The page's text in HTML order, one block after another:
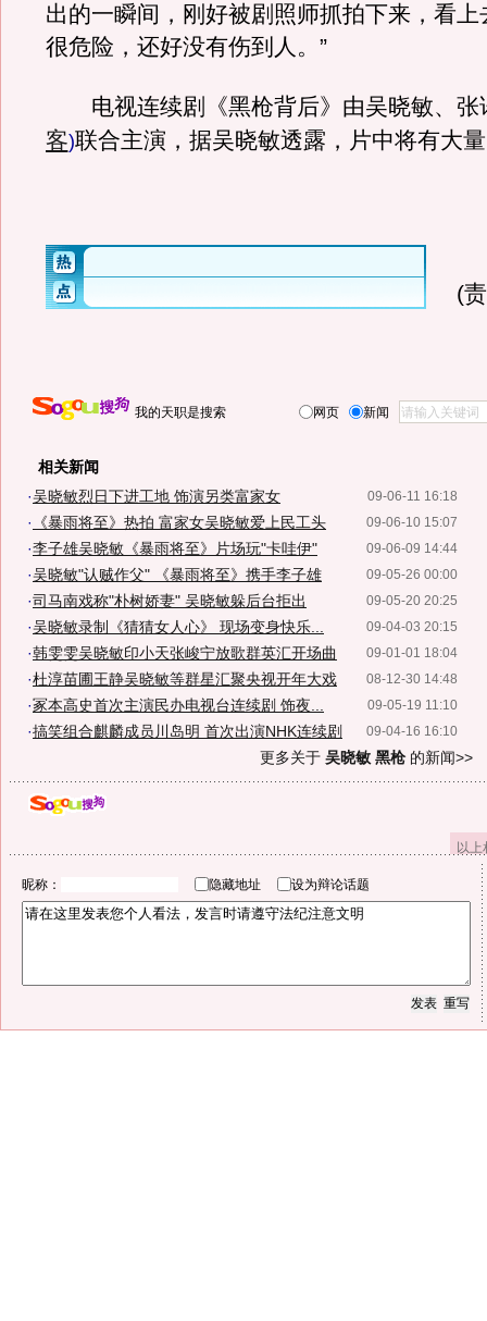
出的一瞬间，刚好被剧照师抓拍下来，看上
很危险，还好没有伤到人。”
电视连续剧《黑枪背后》由吴晓敏、张
客)联合主演，据吴晓敏透露，片中将有大
(
我的天职是搜索 网页 新闻
相关新闻
09-06-11 16:18
·吴晓敏烈日下进工地 饰演另类富家女
09-06-10 15:07
· 《暴雨将至》热拍 富家女吴晓敏爱上民工头
09-06-09 14:44
·李子雄吴晓敏《暴雨将至》片场玩"卡哇伊"
09-05-26 00:00
·吴晓敏"认贼作父" 《暴雨将至》携手李子雄
09-05-20 20:25
·司马南戏称"朴树娇妻" 吴晓敏躲后台拒出
09-04-03 20:15
·吴晓敏录制《猜猜女人心》 现场变身快乐...
09-01-01 18:04
·韩雯雯吴晓敏印小天张峻宁放歌群英汇开场曲
08-12-30 14:48
·杜淳苗圃王静吴晓敏等群星汇聚央视开年大戏
09-05-19 11:10
·冢本高史首次主演民办电视台连续剧 饰夜...
09-04-16 16:10
·搞笑组合麒麟成员川岛明 首次出演NHK连续剧
更多关于 吴晓敏 黑枪的新闻>>
以
昵称： 隐藏地址 设为辩论话题